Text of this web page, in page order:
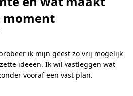
moment
ik mijn geest zo vrij mogelijk
ideeën. Ik wil vastleggen wat
vooraf een vast plan.